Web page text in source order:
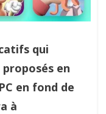
qui
en
en fond de
à